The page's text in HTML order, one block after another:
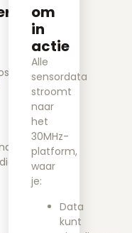
om
in
actie
Alle
sensordata
stroomt
naar
het
30MHz-
platform,
waar
je:
Data
kunt